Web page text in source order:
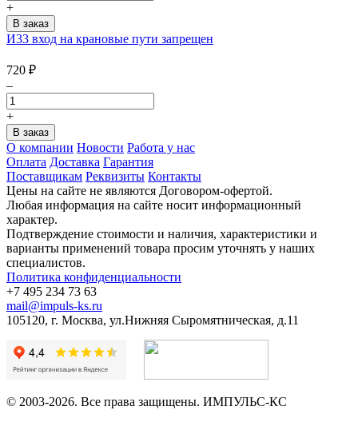
+
И33 вход на крановые пути запрещен
720 ₽
–
+
О компании Новости Работа у нас
Оплата Доставка Гарантия
Поставщикам Реквизиты Контакты
Цены на сайте не являются Договором-офертой.
Любая информация на сайте носит информационный
характер.
Подтверждение стоимости и наличия, характеристики и
варианты применений товара просим уточнять у наших
специалистов.
Политика конфиденциальности
+7 495 234 73 63
mail@impuls-ks.ru
105120, г. Москва, ул.Нижняя Сыромятническая, д.11
© 2003-2026. Все права защищены. ИМПУЛЬС-КС